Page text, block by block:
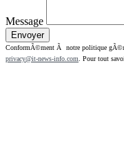
Message
ConformÃ©ment Ã notre politique
privacy@it-news-info.com . Pour tout